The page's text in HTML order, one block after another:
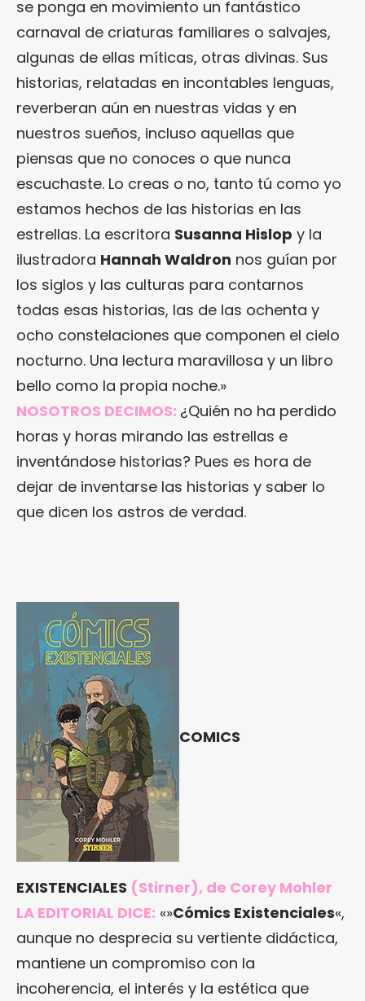
se ponga en movimiento un fantástico
carnaval de criaturas familiares o salvajes,
algunas de ellas míticas, otras divinas. Sus
historias, relatadas en incontables lenguas,
reverberan aún en nuestras vidas y en
nuestros sueños, incluso aquellas que
piensas que no conoces o que nunca
escuchaste. Lo creas o no, tanto tú como yo
estamos hechos de las historias en las
estrellas. La escritora Susanna Hislop y la
ilustradora Hannah Waldron nos guían por
los siglos y las culturas para contarnos
todas esas historias, las de las ochenta y
ocho constelaciones que componen el cielo
nocturno. Una lectura maravillosa y un libro
bello como la propia noche.»
NOSOTROS DECIMOS: ¿Quién no ha perdido
horas y horas mirando las estrellas e
inventándose historias? Pues es hora de
dejar de inventarse las historias y saber lo
que dicen los astros de verdad.
COMICS
EXISTENCIALES (Stirner), de Corey Mohler
LA EDITORIAL DICE: «»Cómics Existenciales«,
aunque no desprecia su vertiente didáctica,
mantiene un compromiso con la
incoherencia, el interés y la estética que